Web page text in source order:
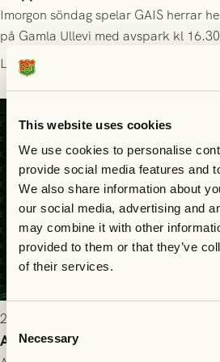
This website uses cookies
We use cookies to personalise
provide social media features and
We also share information about
our social media, advertising and
may combine it with other
provided to them or that they’ve
of their services.
Consent
Selection
Necessary
Imorgon söndag spelar GAIS herrar
på Gamla Ullevi med avspark kl
ledarstaben har tagit ut följande
Läs mer
2026-07-25 9:00
Allt du behöver veta inför GAIS -